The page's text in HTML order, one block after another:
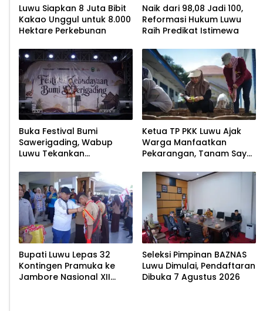
Luwu Siapkan 8 Juta Bibit
Kakao Unggul untuk 8.000
Hektare Perkebunan
Naik dari 98,08 Jadi 100,
Reformasi Hukum Luwu
Raih Predikat Istimewa
Buka Festival Bumi
Sawerigading, Wabup
Luwu Tekankan
Ketua TP PKK Luwu Ajak
Warga Manfaatkan
Pekarangan, Tanam Sayur
Bupati Luwu Lepas 32
Kontingen Pramuka ke
Jambore Nasional XII
Seleksi Pimpinan BAZNAS
Luwu Dimulai, Pendaftaran
Dibuka 7 Agustus 2026